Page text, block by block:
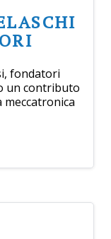
fondatori
un contributo